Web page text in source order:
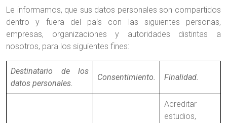
Le informamos, que sus datos personales son compartidos
dentro y fuera del país con las siguientes personas,
empresas, organizaciones y autoridades distintas a
nosotros, para los siguientes fines:
Destinatario de los
datos personales.
Consentimiento. Finalidad.
Acreditar
estudios,